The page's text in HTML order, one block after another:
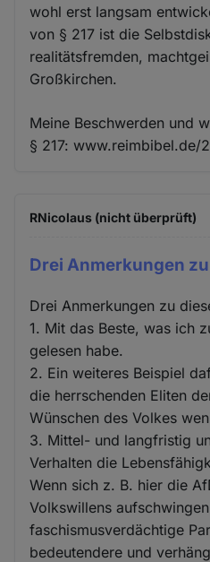
wohl erst langsam
von § 217 ist die
realitätsfremden,
Großkirchen.
Meine Beschwerden und
§ 217: www.reimbibel.de/
RNicolaus (nicht überprüft)
Drei Anmerkungen
Drei Anmerkungen zu
1. Mit das Beste, was ich
gelesen habe.
2. Ein weiteres Beispiel
die herrschenden Eliten
Wünschen des Volkes
3. Mittel- und langfristig
Verhalten die
Wenn sich z. B. hier die
Volkswillens
faschismusverdächtige
bedeutendere und